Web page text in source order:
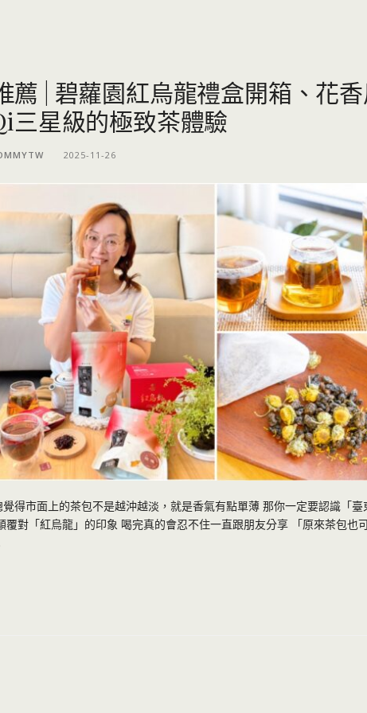
薦 | 碧蘿園紅烏龍禮盒開箱、花
三星級的極致茶體驗
2025-11-26
得市面上的茶包不是越沖越淡，就是香氣有點單薄 那你一定要認識「臺
覆對「紅烏龍」的印象 喝完真的會忍不住一直跟朋友分享 「原來茶包也